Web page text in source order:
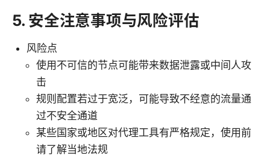
5. 安全注意事项与风险评估
风险点
使用不可信的节点可能带来数据泄露或中间人攻
击
规则配置若过于宽泛，可能导致不经意的流量通
过不安全通道
某些国家或地区对代理工具有严格规定，使用前
请了解当地法规